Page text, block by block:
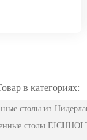
в категориях:
столы из
столы